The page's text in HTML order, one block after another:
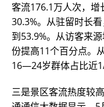
客流176.1万人次，增
30.3%。从驻留时长
到53.9%。从访客来
份提高11个百分点。
16—24岁群体占比近
三是景区客流热度较